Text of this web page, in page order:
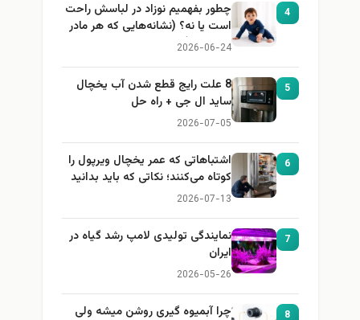
4
چطور بفهمیم نوزاد در لباسش راحت
است یا نه؟ (نشانه‌هایی که هر مادر
باید بداند)
2026-06-24
5
8 علت رایج قطع شدن آب یخچال
ساید ال جی + راه حل
2026-07-05
6
اشتباهاتی که عمر یخچال ویرپول را
کوتاه می‌کنند؛ نکاتی که باید بدانید
2026-07-13
7
نمایندگی تولیدی لامپ رشد گیاه در
ایران
2026-05-26
8
چرا آبمیوه گیری روشن میشه ولی